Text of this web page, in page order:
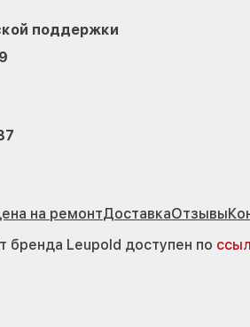
поддержки
на ремонтДоставкаОтзывы
бренда Leupold доступен по